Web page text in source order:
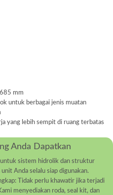
mm
untuk berbagai jenis muatan
yang lebih sempit di ruang terbatas
Anda Dapatkan
untuk sistem hidrolik dan struktur
Anda selalu siap digunakan.
Tidak perlu khawatir jika terjadi
menyediakan roda, seal kit, dan